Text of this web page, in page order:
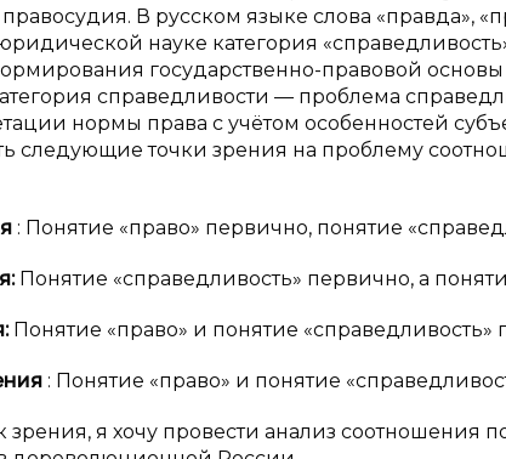
В русском языке слова «правда»,
науке категория
государственно-правовой основы
справедливости — проблема
нормы права с учётом особенностей
следующие точки зрения на проблему
: Понятие «право» первично, понятие
Понятие «справедливость» первично, а
Понятие «право» и понятие
: Понятие «право» и понятие
зрения, я хочу провести анализ соотношения